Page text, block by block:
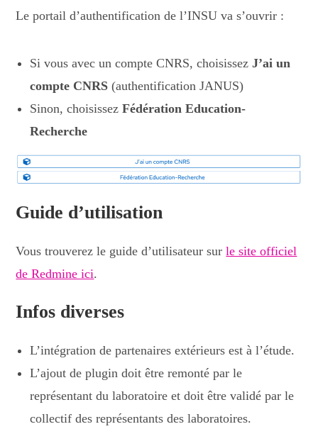
Le portail d’authentification de l’INSU va s’ouvrir :
Si vous avec un compte CNRS, choisissezJ’ai un
compte CNRS (authentification JANUS)
Sinon, choisissezFédération Education-
Recherche
Guide d’utilisation
Vous trouverez le guide d’utilisateur surle site officiel
de Redmine ici.
Infos diverses
L’intégration de partenaires extérieurs est à l’étude.
L’ajout de plugin doit être remonté par le
représentant du laboratoire et doit être validé par le
collectif des représentants des laboratoires.